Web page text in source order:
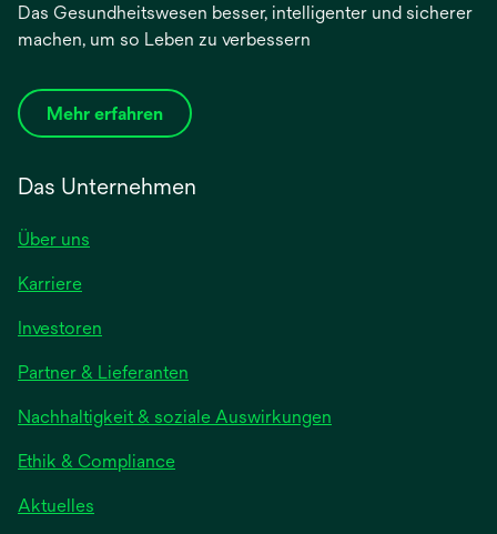
Das Gesundheitswesen besser, intelligenter und sicherer
machen, um so Leben zu verbessern
Mehr erfahren
Das Unternehmen
Über uns
Karriere
Investoren
Partner & Lieferanten
Nachhaltigkeit & soziale Auswirkungen
Ethik & Compliance
Aktuelles